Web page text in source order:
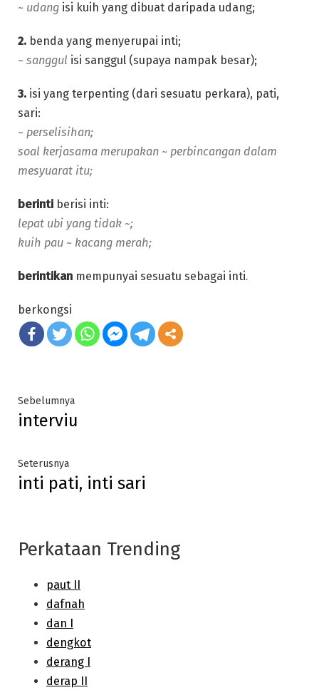
~ udang isi kuih yang dibuat daripada udang;
2. benda yang menyerupai inti;
~ sanggul isi sanggul (supaya nampak besar);
3. isi yang terpenting (dari sesuatu perkara), pati,
sari:
~ perselisihan;
soal kerjasama merupakan ~ perbincangan dalam
mesyuarat itu;
berinti berisi inti:
lepat ubi yang tidak ~;
kuih pau ~ kacang merah;
berintikan mempunyai sesuatu sebagai inti.
berkongsi
Post
navigation
SebelumnyaPrevious
post:
interviu
SeterusnyaNext
post:
inti pati, inti sari
Perkataan Trending